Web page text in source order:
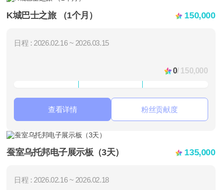
K城巴士之旅 （1个月） 150,000
日程 : 2026.02.16 ~ 2026.03.15
0/ 150,000
查看详情 粉丝贡献度
蚕室乌托邦电子展示板（3天） 135,000
日程 : 2026.02.16 ~ 2026.02.18